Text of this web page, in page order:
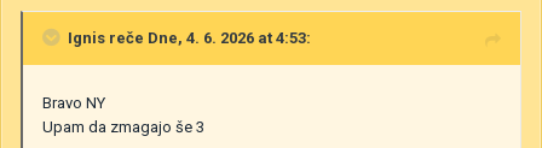
Ignis reče Dne, 4. 6. 2026 at 4:53:
Bravo NY
Upam da zmagajo še 3